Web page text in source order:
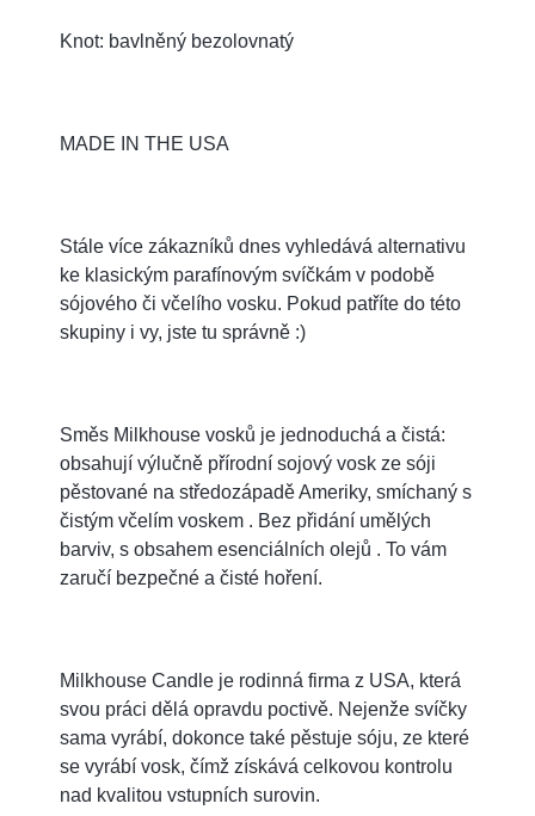
Knot: bavlněný bezolovnatý
MADE IN THE USA
Stále více zákazníků dnes vyhledává alternativu
ke klasickým parafínovým svíčkám v podobě
sójového či včelího vosku. Pokud patříte do této
skupiny i vy, jste tu správně :)
Směs Milkhouse vosků je jednoduchá a čistá:
obsahují výlučně přírodní sojový vosk ze sóji
pěstované na středozápadě Ameriky, smíchaný s
čistým včelím voskem . Bez přidání umělých
barviv, s obsahem esenciálních olejů . To vám
zaručí bezpečné a čisté hoření.
Milkhouse Candle je rodinná firma z USA, která
svou práci dělá opravdu poctivě. Nejenže svíčky
sama vyrábí, dokonce také pěstuje sóju, ze které
se vyrábí vosk, čímž získává celkovou kontrolu
nad kvalitou vstupních surovin.